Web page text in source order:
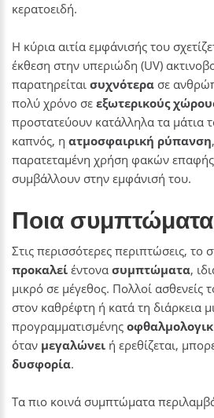
κερατοειδή.
Η κύρια αιτία εμφάνισής του
έκθεση στην υπεριώδη (UV)
παρατηρείται συχνότερα σε
πολύ χρόνο σε εξωτερικούς
προστατεύουν κατάλληλα τα μάτια
καπνός, η ατμοσφαιρική ρύπανση
παρατεταμένη χρήση φακών
συμβάλλουν στην εμφάνισή του.
Ποια συμπτώματα
Στις περισσότερες περιπτώσεις, το
προκαλεί έντονα συμπτώματα,
μικρό σε μέγεθος. Πολλοί ασθενείς
στον καθρέφτη ή κατά τη διάρκεια
προγραμματισμένης
όταν μεγαλώνει ή ερεθίζεται,
δυσφορία.
Τα πιο κοινά συμπτώματα